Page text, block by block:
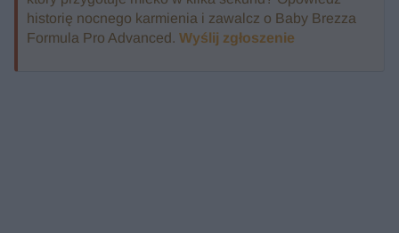
historię nocnego karmienia i zawalcz o Baby Brezza
Formula Pro Advanced. Wyślij zgłoszenie